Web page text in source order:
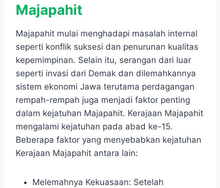
Majapahit
Majapahit mulai menghadapi masalah internal
seperti konflik suksesi dan penurunan kualitas
kepemimpinan. Selain itu, serangan dari luar
seperti invasi dari Demak dan dilemahkannya
sistem ekonomi Jawa terutama perdagangan
rempah-rempah juga menjadi faktor penting
dalam kejatuhan Majapahit. Kerajaan Majapahit
mengalami kejatuhan pada abad ke-15.
Beberapa faktor yang menyebabkan kejatuhan
Kerajaan Majapahit antara lain:
Melemahnya Kekuasaan: Setelah